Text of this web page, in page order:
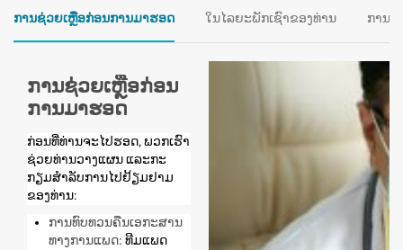
ການຄຸ້ມຄອງແລະການຟື້ນຟູເສັ້ນເລືອດຕັນໃນ
ການກະຕຸ້ນສະໝອງເລິກ (DBS)
ການປິ່ນປົວພະຍາດບ້າຫມູ
ການ​ທົດ​ສອບ​ວິ​ນິດ​ໄສ​ແລະ​ການ​ປະ​ເມີນ​ຜົນ​
ບໍລິການຊ່ວຍເຫຼືອ: ທີມງານປະກັນໄພຂອງພວກ
ເຮົາທີ່ອຸທິດຕົນຢູ່ທີ່ນີ້ເພື່ອນໍາພາທ່ານຜ່ານຂັ້ນ
ຕອນການປະກັນໄພ, ຕັ້ງແຕ່ການອະນຸມັດກ່ອນ
ການອອກໃບອະນຸຍາດ, ຮັບປະກັນປະສົບການທີ່
ລຽບງ່າຍ.
ການຊ່ວຍເຫຼືອກ່ອນການມາຮອດ ໃນໄລຍະພັກເຊົາຂອງທ່ານ ການດູ
ການຊ່ວຍເຫຼືອກ່ອນ
ການມາຮອດ
ກ່ອນທີ່ທ່ານຈະໄປຮອດ, ພວກເຮົາ
ຊ່ວຍທ່ານວາງແຜນ ແລະກະ
ກຽມສໍາລັບການໄປຢ້ຽມຢາມ
ຂອງທ່ານ:
ການທົບທວນຄືນເອກະສານ
ທາງການແພດ: ທີມແພດ